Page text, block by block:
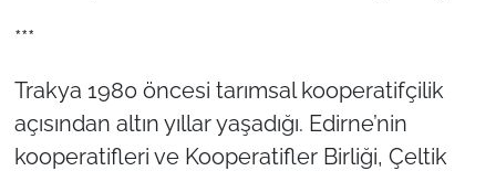
***
Trakya 1980 öncesi tarımsal kooperatifçilik
açısından altın yıllar yaşadığı. Edirne’nin
kooperatifleri ve Kooperatifler Birliği, Çeltik